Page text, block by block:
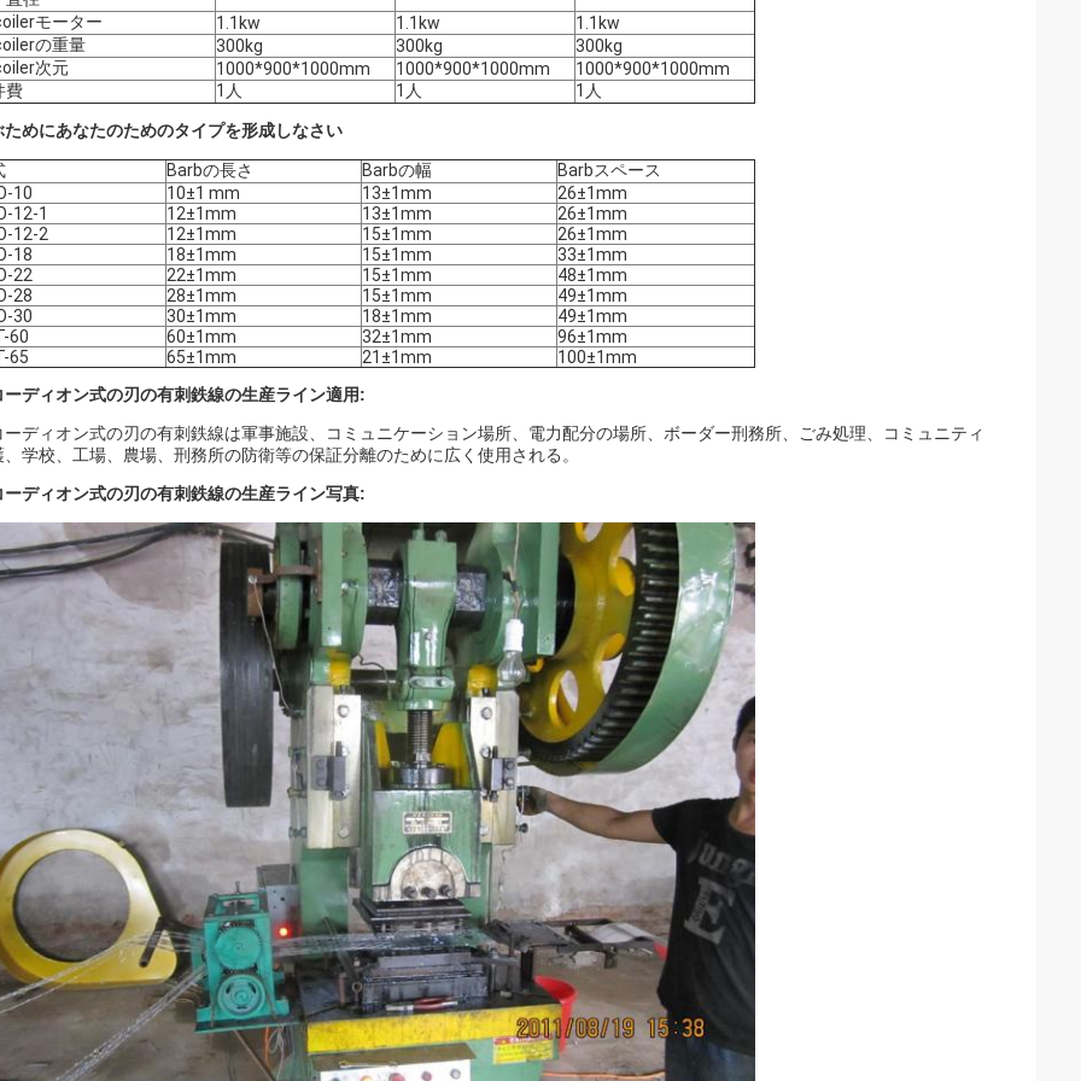
モーター
1.1kw 1.1kw
1.1kw
の重量
300kg 300kg
300kg
次元
1000*900*1000mm 1000*900*1000mm
1000*900*1000mm
費
1人 1人 1人
ためにあなたのためのタイプを形成しなさい
Barbの長さ Barbの幅
Barbスペース
10
10±1 mm 13±1mm
26±1mm
12-1
12±1mm 13±1mm
26±1mm
12-2
12±1mm 15±1mm
26±1mm
18
18±1mm 15±1mm
33±1mm
22
22±1mm 15±1mm
48±1mm
28
28±1mm 15±1mm
49±1mm
30
30±1mm 18±1mm
49±1mm
60
60±1mm 32±1mm
96±1mm
65
65±1mm 21±1mm
100±1mm
ーディオン式の刃の有刺鉄線の生産ライン適用:
ーディオン式の刃の有刺鉄線は軍事施設、コミュニケーション場所、電力配分の場所、ボーダー刑務所、ごみ処理、コミュニティ
、学校、工場、農場、刑務所の防衛等の保証分離のために広く使用される。
ーディオン式の刃の有刺鉄線の生産ライン写真: